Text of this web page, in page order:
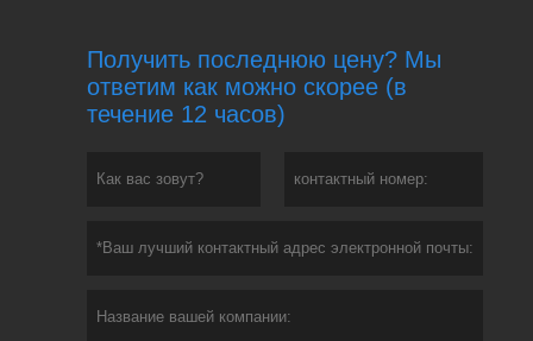
Получить последнюю цену? Мы
ответим как можно скорее (в
течение 12 часов)